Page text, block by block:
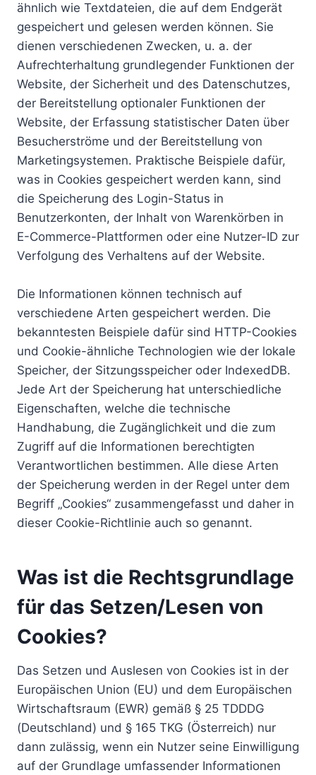
ähnlich wie Textdateien, die auf dem Endgerät
gespeichert und gelesen werden können. Sie
dienen verschiedenen Zwecken, u. a. der
Aufrechterhaltung grundlegender Funktionen der
Website, der Sicherheit und des Datenschutzes,
der Bereitstellung optionaler Funktionen der
Website, der Erfassung statistischer Daten über
Besucherströme und der Bereitstellung von
Marketingsystemen. Praktische Beispiele dafür,
was in Cookies gespeichert werden kann, sind
die Speicherung des Login-Status in
Benutzerkonten, der Inhalt von Warenkörben in
E-Commerce-Plattformen oder eine Nutzer-ID zur
Verfolgung des Verhaltens auf der Website.
Die Informationen können technisch auf
verschiedene Arten gespeichert werden. Die
bekanntesten Beispiele dafür sind HTTP-Cookies
und Cookie-ähnliche Technologien wie der lokale
Speicher, der Sitzungsspeicher oder IndexedDB.
Jede Art der Speicherung hat unterschiedliche
Eigenschaften, welche die technische
Handhabung, die Zugänglichkeit und die zum
Zugriff auf die Informationen berechtigten
Verantwortlichen bestimmen. Alle diese Arten
der Speicherung werden in der Regel unter dem
Begriff „Cookies“ zusammengefasst und daher in
dieser Cookie-Richtlinie auch so genannt.
Was ist die Rechtsgrundlage
für das Setzen/Lesen von
Cookies?
Das Setzen und Auslesen von Cookies ist in der
Europäischen Union (EU) und dem Europäischen
Wirtschaftsraum (EWR) gemäß § 25 TDDDG
(Deutschland) und § 165 TKG (Österreich) nur
dann zulässig, wenn ein Nutzer seine Einwilligung
auf der Grundlage umfassender Informationen